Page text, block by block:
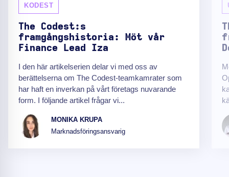
KODEST
The Codest:s
framgångshistoria: Möt vår
Finance Lead Iza
I den här artikelserien delar vi med oss av
berättelserna om The Codest-teamkamrater som
har haft en inverkan på vårt företags nuvarande
form. I följande artikel frågar vi...
MONIKA KRUPA
Marknadsföringsansvarig